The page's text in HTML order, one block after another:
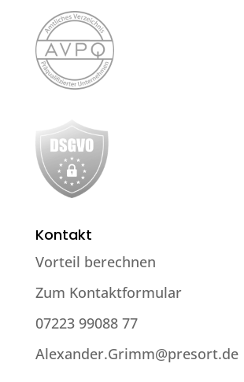
Kontakt
Vorteil berechnen
Zum Kontaktformular
07223 99088 77
Alexander.Grimm@presort.de